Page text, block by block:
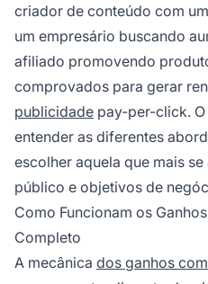
criador de conteúdo com
um empresário buscando
afiliado promovendo
comprovados para gerar
publicidade pay-per-click.
entender as diferentes
escolher aquela que mais
público e objetivos de
Como Funcionam os
Completo
A mecânica dos ganhos